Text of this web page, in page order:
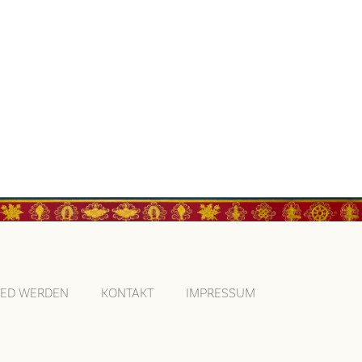
WERDEN KONTAKT IMPRESSUM